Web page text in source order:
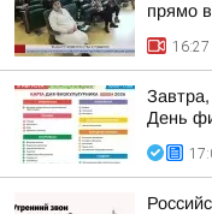
прямо
16:27
День